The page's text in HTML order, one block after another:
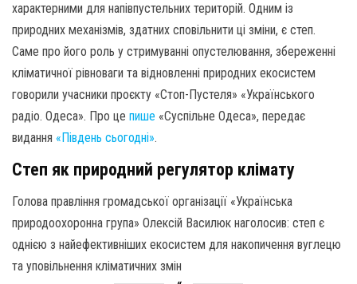
характерними для напівпустельних територій. Одним із
природних механізмів, здатних сповільнити ці зміни, є степ.
Саме про його роль у стримуванні опустелювання, збереженні
кліматичної рівноваги та відновленні природних екосистем
говорили учасники проєкту «Стоп-Пустеля» «Українського
радіо. Одеса». Про це пише «Суспільне Одеса», передає
видання «Південь сьогодні».
Степ як природний регулятор клімату
Голова правління громадської організації «Українська
природоохоронна група» Олексій Василюк наголосив: степ є
однією з найефективніших екосистем для накопичення вуглецю
та уповільнення кліматичних змін